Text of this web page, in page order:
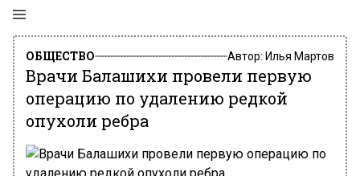
ОБЩЕСТВО Автор: Илья Мартов
Врачи Балашихи провели первую
операцию по удалению редкой
опухоли ребра